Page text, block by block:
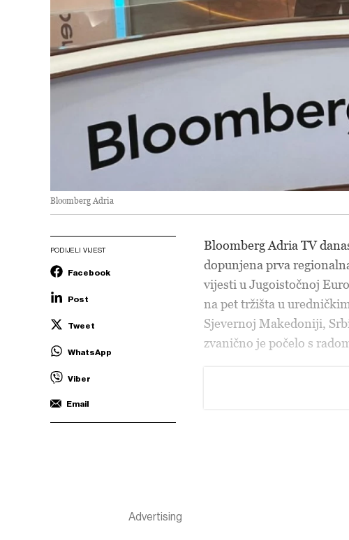
Bloomberg Adria
PODIJELI VIJEST
Facebook
Post
Tweet
WhatsApp
Viber
Email
Bloomberg Adria TV
dopunjena prva
vijesti u Jugoistočnoj
na pet tržišta u
Sjevernoj Makedoniji,
zvanično je počelo s